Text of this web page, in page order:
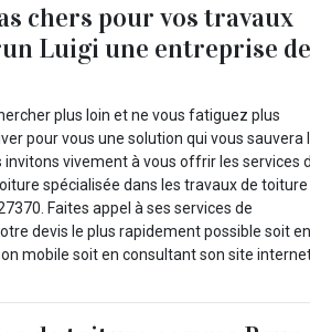
chers pour vos travaux
Luigi une entreprise de
plus loin et ne vous fatiguez plus
pour vous une solution qui vous sauvera
invitons vivement à vous offrir les services
spécialisée dans les travaux de toiture
Faites appel à ses services de
devis le plus rapidement possible soit en
mobile soit en consultant son site